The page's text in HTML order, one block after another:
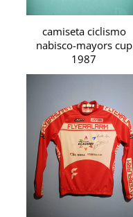
camiseta ciclismo
nabisco-mayors cup
1987